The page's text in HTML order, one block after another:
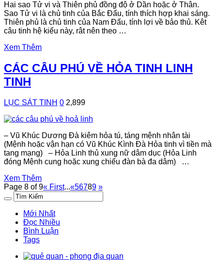
Hai sao Tử vi và Thiên phủ đồng độ ở Dần hoặc ở Thân.
Sao Tử vi là chủ tinh của Bắc Đẩu, tính thích hợp khai sáng.
Thiên phủ là chủ tinh của Nam Đẩu, tính lợi về bảo thủ. Kêt
câu tinh hệ kiểu này, rât nên theo …
Xem Thêm
CÁC CÂU PHÚ VỀ HỎA TINH LINH
TINH
LỤC SÁT TINH 0 2,899
– Vũ Khúc Dương Đà kiêm hỏa tú, táng mệnh nhân tài
(Mệnh hoặc vận hạn có Vũ Khúc Kình Đà Hỏa tinh vì tiền mà
tang mạng) – Hỏa Linh thủ xung nữ dâm dục (Hỏa Linh
đóng Mệnh cung hoặc xung chiếu đàn bà đa dâm) …
Xem Thêm
Page 8 of 9« First...«56789 »
Mới Nhất
Đọc Nhiều
Bình Luận
Tags